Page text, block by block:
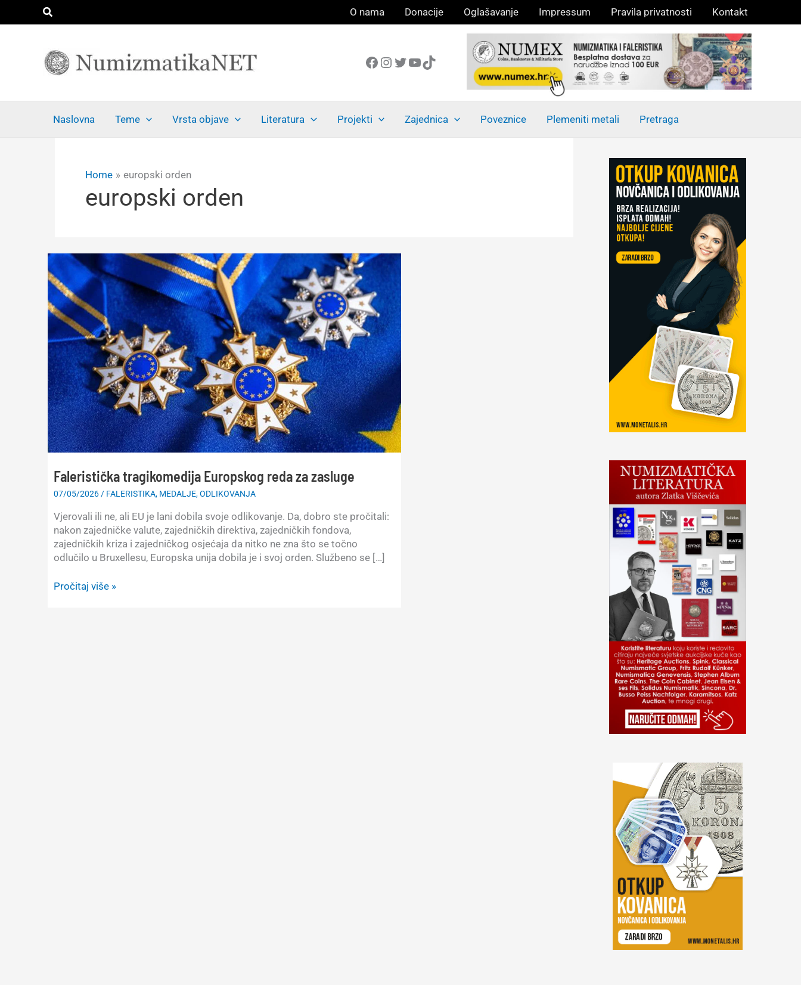
Search O nama Donacije Oglašavanje Impressum Pravila privatnosti Kontakt
Facebook
Instagram
Twitter
YouTube
TikTok
Naslovna Teme Vrsta objave Literatura Projekti Zajednica Poveznice Plemeniti metali Pretraga
Home europski orden
europski orden
Faleristička tragikomedija Europskog reda za zasluge
07/05/2026 / FALERISTIKA, MEDALJE,ODLIKOVANJA
Vjerovali ili ne, ali EU je lani dobila svoje odlikovanje. Da, dobro ste pročitali:
nakon zajedničke valute, zajedničkih direktiva, zajedničkih fondova,
zajedničkih kriza i zajedničkog osjećaja da nitko ne zna što se točno
odlučilo u Bruxellesu, Europska unija dobila je i svoj orden. Službeno se […]
Faleristička
Pročitaj više »